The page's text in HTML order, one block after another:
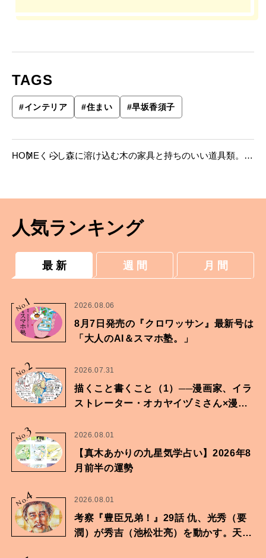
TAGS
#インテリア #住まい #早坂香須子
HOME くらし森に溶け込む木の家具と持ちのいい道具類。メ
人気ランキング
最 新 週 間 月 間
No.
1 2026.08.06
8月7日発売の『クロワッサン』最新号は
「大人のAI＆スマホ塾。」
No.2 2026.07.31
描くこと書くこと（1）──漫画家、イラ
ストレーター・オカヤイヅミさん×漫画
No.
3 2026.08.01
【真木あかりの九星気学占い】2026年8
月前半の運勢
No.
4 2026.08.01
考察『豊臣兄弟！』29話 仇、光秀（要
潤）が秀吉（池松壮亮）を動かす。天下